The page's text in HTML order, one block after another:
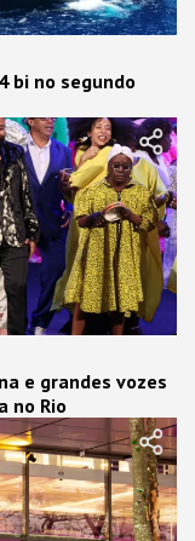
bi no segundo
e grandes vozes
no Rio